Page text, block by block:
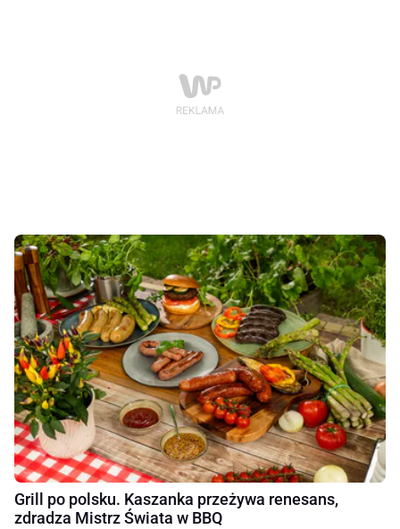
Grill po polsku. Kaszanka przeżywa renesans,
zdradza Mistrz Świata w BBQ